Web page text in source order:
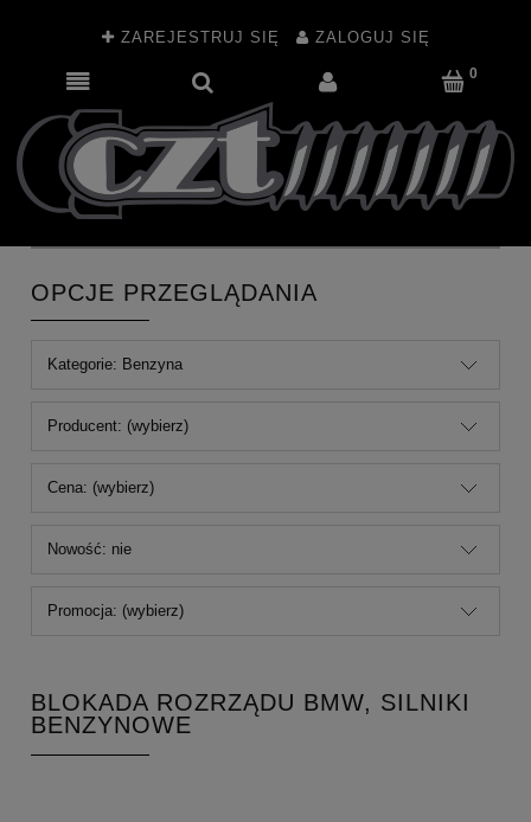
ZAREJESTRUJ SIĘ ZALOGUJ SIĘ
OPCJE PRZEGLĄDANIA
Kategorie: Benzyna
Producent: (wybierz)
Cena: (wybierz)
Nowość: nie
Promocja: (wybierz)
BLOKADA ROZRZĄDU BMW, SILNIKI
BENZYNOWE